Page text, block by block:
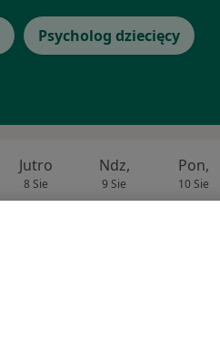
Psycholog dziecięcy
Jutro
8 Sie
Ndz,
9 Sie
Pon,
10 Sie